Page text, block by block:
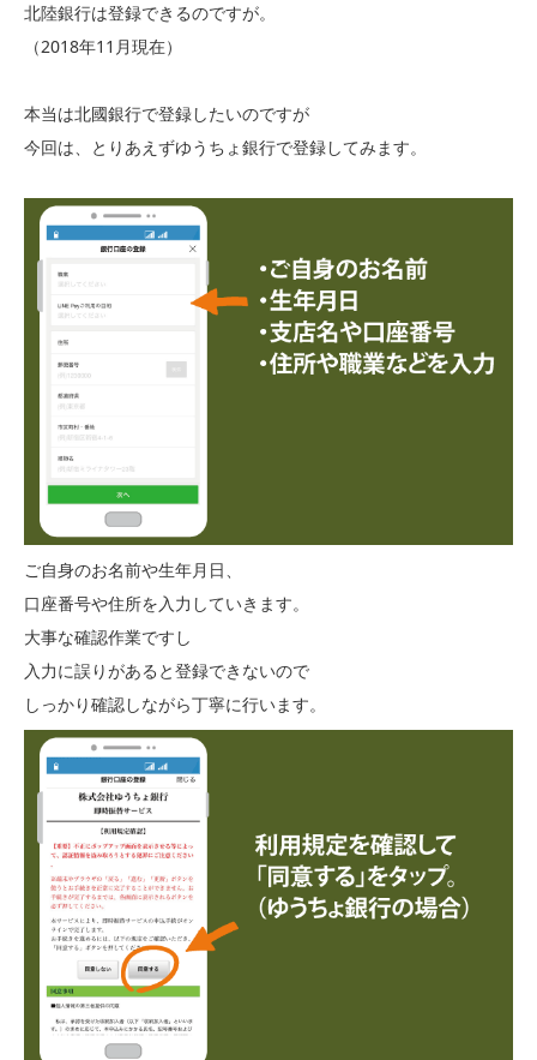
北陸銀行は登録できるのですが。
（2018年11月現在）
本当は北國銀行で登録したいのですが
今回は、とりあえずゆうちょ銀行で登録してみます。
ご自身のお名前や生年月日、
口座番号や住所を入力していきます。
大事な確認作業ですし
入力に誤りがあると登録できないので
しっかり確認しながら丁寧に行います。